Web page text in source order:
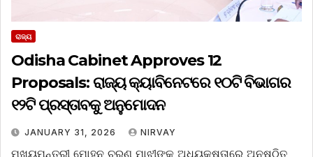
ରାଜ୍ୟ
Odisha Cabinet Approves 12
Proposals: ରାଜ୍ୟ କ୍ୟାବିନେଟରେ ୧୦ଟି ବିଭାଗର
୧୨ଟି ପ୍ରସ୍ତାବକୁ ଅନୁମୋଦନ
JANUARY 31, 2026 NIRVAY
ମୁଖ୍ୟମନ୍ତ୍ରୀ ‌ମୋହନ ଚରଣ ମାଝୀଙ୍କ ଅଧ୍ୟକ୍ଷତାରେ ଅନୁଷ୍ଠିତ